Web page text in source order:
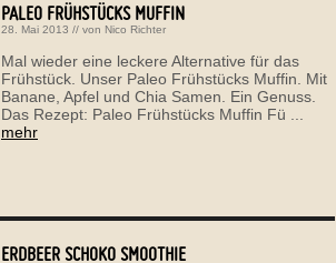
PALEO FRÜHSTÜCKS MUFFIN
28. Mai 2013 // von Nico Richter
Mal wieder eine leckere Alternative für das
Frühstück. Unser Paleo Frühstücks Muffin. Mit
Banane, Apfel und Chia Samen. Ein Genuss.
Das Rezept: Paleo Frühstücks Muffin Fü ...
mehr
ERDBEER SCHOKO SMOOTHIE